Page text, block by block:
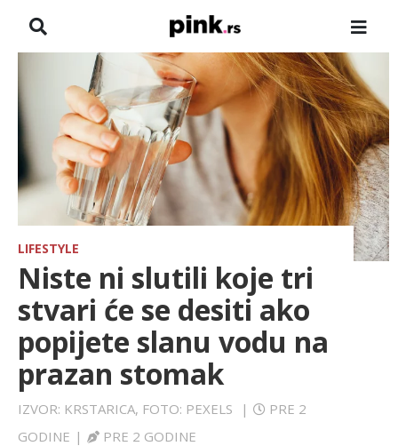
ZADRUGA
SHOWBIZ
HRONIKA
FARMERI
SPORT
LIFESTYLE
Niste ni slutili koje tri
stvari će se desiti ako
popijete slanu vodu na
prazan stomak
IZVOR: KRSTARICA, FOTO: PEXELS |
PRE 2
GODINE | PRE 2 GODINE